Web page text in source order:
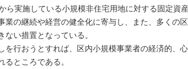
実施している小規模非住宅用地に対する固定資産
の継続や経営の健全化に寄与し、また、多くの区
い措置となっている。
行おうとすれば、区内小規模事業者の経済的、心
ところである。